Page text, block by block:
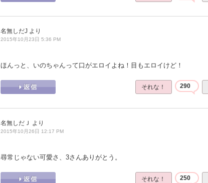
名無しだJ より
2015年10月23日 5:36 PM
ほんっと、いのちゃんって口がエロイよね！目もエロイけど！
それな！ 290
名無しだＪ より
2015年10月26日 12:17 PM
尋常じゃない可愛さ、3さんありがとう。
それな！ 250